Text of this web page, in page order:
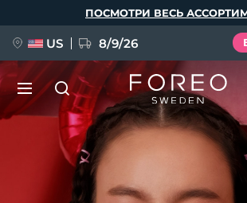
ПОСМОТРИ ВЕСЬ
US 8/9/26
Профиль
НОВИНКА
BREAKING NEWS
Язык